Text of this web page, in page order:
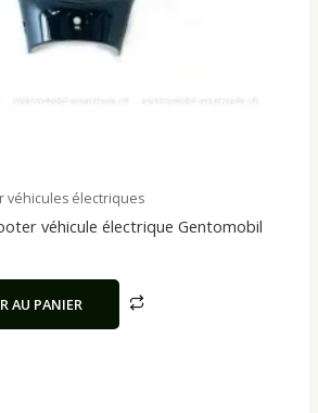
véhicules électriques
véhicule électrique Gentomobil
AU PANIER